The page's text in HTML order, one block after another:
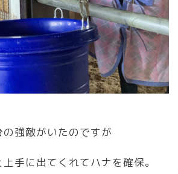
強敵がいたのですが
手に出てくれてハナを確保。